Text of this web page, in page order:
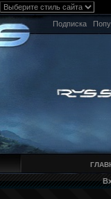
Подписка